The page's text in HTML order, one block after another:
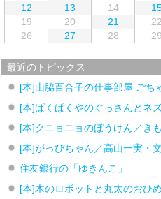
12
13 14
19
20 21 22
26
27 28 29
最近のトピックス
[本]山脇百合子の仕事部屋 ごち
[本]ぱくぱくやのぐっさんとネ
[本]クニョニョのぼうけん／き
[本]がっぴちゃん／高山一実・
住友銀行の「ゆきんこ」
[本]木のロボットと丸太のおひ